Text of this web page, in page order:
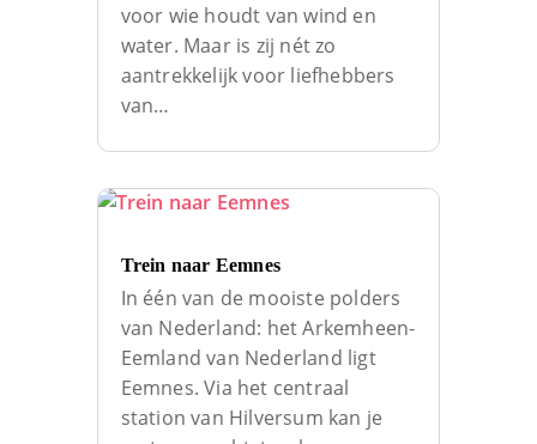
voor wie houdt van wind en
water. Maar is zij nét zo
aantrekkelijk voor liefhebbers
van…
Trein naar Eemnes
In één van de mooiste polders
van Nederland: het Arkemheen-
Eemland van Nederland ligt
Eemnes. Via het centraal
station van Hilversum kan je